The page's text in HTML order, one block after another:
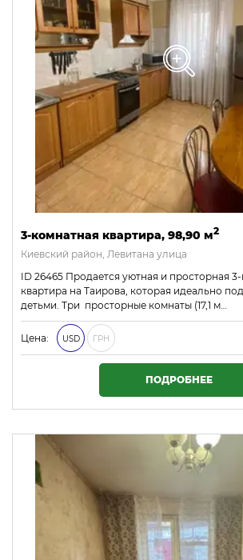
3-комнатная квартира, 98,90 м2
Киевский район, Левитана улица
ID 26465 Продается уютная и просторная
квартира на Таирова, которая идеально
детьми. Три просторные комнаты (17,1 м…
Цена: USD ГРН
ПОДРОБНЕЕ